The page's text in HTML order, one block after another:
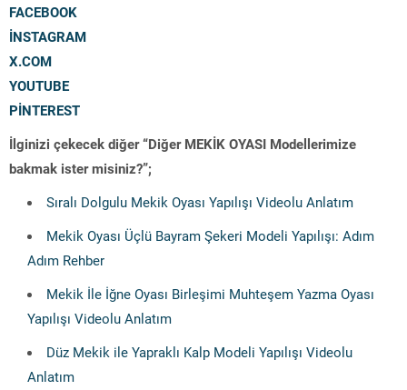
FACEBOOK
İNSTAGRAM
X.COM
YOUTUBE
PİNTEREST
İlginizi çekecek diğer “Diğer MEKİK OYASI Modellerimize
bakmak ister misiniz?”;
Sıralı Dolgulu Mekik Oyası Yapılışı Videolu Anlatım
Mekik Oyası Üçlü Bayram Şekeri Modeli Yapılışı: Adım
Adım Rehber
Mekik İle İğne Oyası Birleşimi Muhteşem Yazma Oyası
Yapılışı Videolu Anlatım
Düz Mekik ile Yapraklı Kalp Modeli Yapılışı Videolu
Anlatım